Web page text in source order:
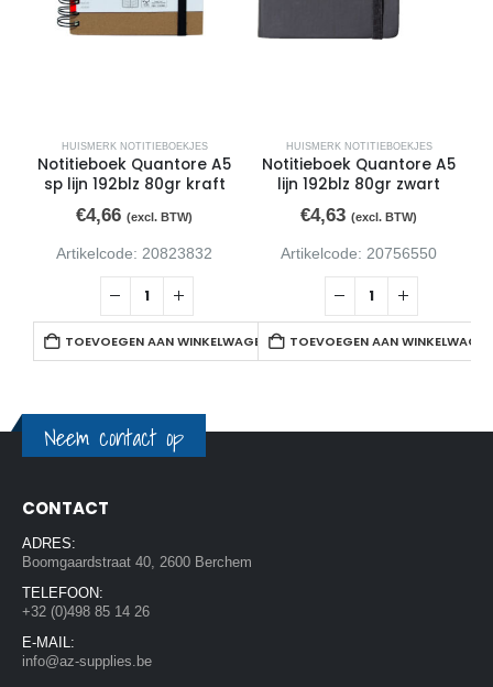
HUISMERK NOTITIEBOEKJES
Notitieboek Quantore A5
sp lijn 192blz 80gr kraft
€4,66 (excl. BTW)
Artikelcode: 20823832
TOEVOEGEN AAN WINKELWAGEN
HUISMERK NOTITIEBOEKJES
Notitieboek Quantore A5
lijn 192blz 80gr zwart
€4,63 (excl. BTW)
Artikelcode: 20756550
TOEVOEGEN AAN
Neem contact op
CONTACT
ADRES:
Boomgaardstraat 40, 2600 Berchem
TELEFOON:
+32 (0)498 85 14 26
E-MAIL:
info@az-supplies.be